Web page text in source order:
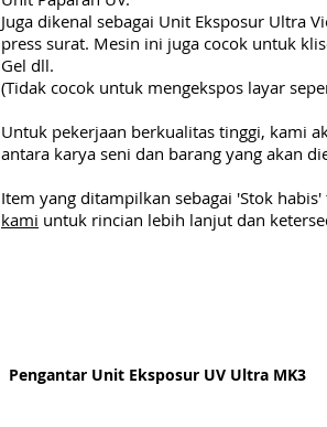
Juga dikenal sebagai Unit Eksposur Ultra
press surat. Mesin ini juga cocok untuk
Gel dll.
(Tidak cocok untuk mengekspos layar
Untuk pekerjaan berkualitas tinggi, kami
antara karya seni dan barang yang akan
Item yang ditampilkan sebagai 'Stok
kami untuk rincian lebih lanjut dan
Pengantar Unit Eksposur UV Ultra MK3